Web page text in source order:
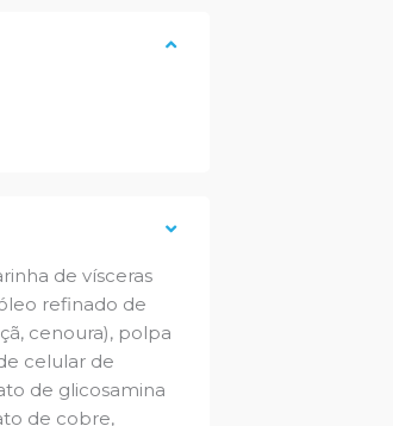
de vísceras
refinado de
cenoura), polpa
celular de
de glicosamina
de cobre,